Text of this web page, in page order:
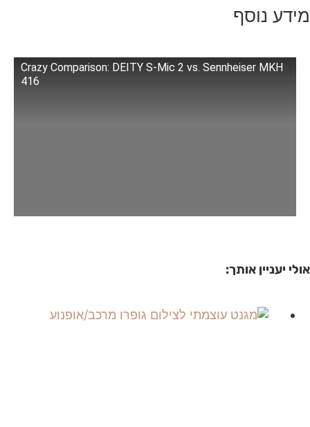
מידע נוסף
Crazy Comparison: DEITY S-Mic 2 vs. Sennheiser MKH
416
אולי יעניין אותך: